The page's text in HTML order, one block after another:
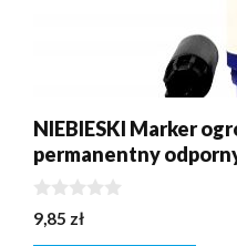
NIEBIESKI Marker
permanentny
0
z
9,85 zł